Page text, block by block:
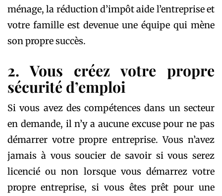
ménage, la réduction d’impôt aide l’entreprise et
votre famille est devenue une équipe qui mène
son propre succès.
2. Vous créez votre propre
sécurité d’emploi
Si vous avez des compétences dans un secteur
en demande, il n’y a aucune excuse pour ne pas
démarrer votre propre entreprise. Vous n’avez
jamais à vous soucier de savoir si vous serez
licencié ou non lorsque vous démarrez votre
propre entreprise, si vous êtes prêt pour une